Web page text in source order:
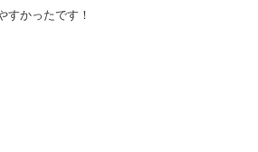
すかったです！